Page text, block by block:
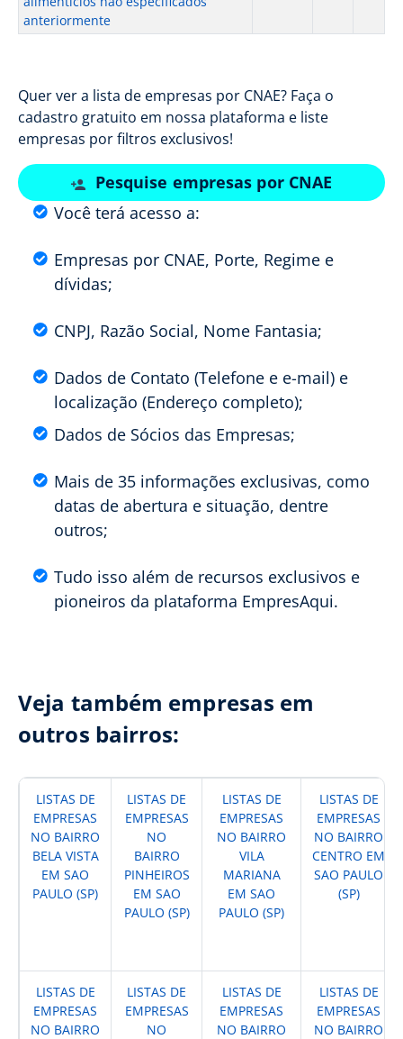
anteriormente
Quer ver a lista de empresas por CNAE? Faça o
cadastro gratuito em nossa plataforma e liste
empresas por filtros exclusivos!
Pesquise empresas por CNAE
Você terá acesso a:
Empresas por CNAE, Porte, Regime e
dívidas;
CNPJ, Razão Social, Nome Fantasia;
Dados de Contato (Telefone e e-mail) e
localização (Endereço completo);
Dados de Sócios das Empresas;
Mais de 35 informações exclusivas, como
datas de abertura e situação, dentre
outros;
Tudo isso além de recursos exclusivos e
pioneiros da plataforma EmpresAqui.
Veja também empresas em
outros bairros:
LISTAS DE
EMPRESAS
NO BAIRRO
BELA VISTA
EM SAO
PAULO (SP)
LISTAS DE
EMPRESAS
NO
BAIRRO
PINHEIROS
EM SAO
PAULO (SP)
LISTAS DE
EMPRESAS
NO BAIRRO
VILA
MARIANA
EM SAO
PAULO (SP)
LISTAS DE
EMPRESAS
NO BAIRRO
CENTRO EM
SAO PAULO
(SP)
LISTAS DE
EMPRESAS
NO BAIRRO
LISTAS DE
EMPRESAS
NO
LISTAS DE
EMPRESAS
NO BAIRRO
LISTAS DE
EMPRESAS
NO BAIRRO